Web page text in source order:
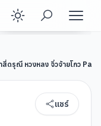
Enable dark
- OCT 26) บินเย็น-กลับดึกดูรายละเอียดทัวร์
สี่ดรุณี หวงหลง จิ่วจ้ายโกว
แชร์